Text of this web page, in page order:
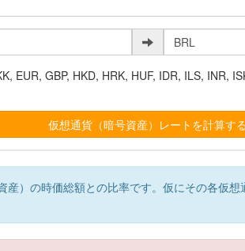
EUR, GBP, HKD, HRK, HUF, IDR, ILS, INR,
）の時価総額との比率です。仮にその各仮